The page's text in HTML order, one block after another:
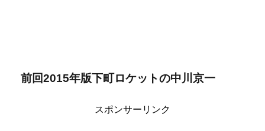
前回2015年版下町ロケットの中川京一
スポンサーリンク